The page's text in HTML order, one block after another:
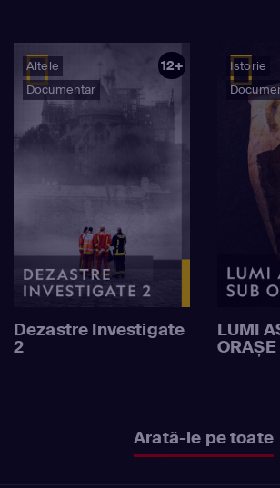
Altele
Documentar
12+
Dezastre Investigate
2
Istorie
LUMI
ORAȘE
Arată-le pe toate